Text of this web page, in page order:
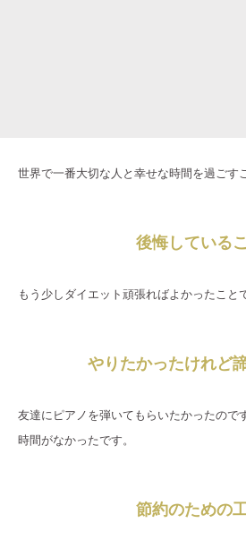
世界で一番大切な人と幸せな時間を過ごす
後悔している
もう少しダイエット頑張ればよかったこと
やりたかったけれど
友達にピアノを弾いてもらいたかったので
時間がなかったです。
節約のための